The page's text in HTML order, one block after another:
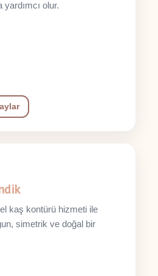
olur.
kaş kontürü hizmeti ile
simetrik ve doğal bir